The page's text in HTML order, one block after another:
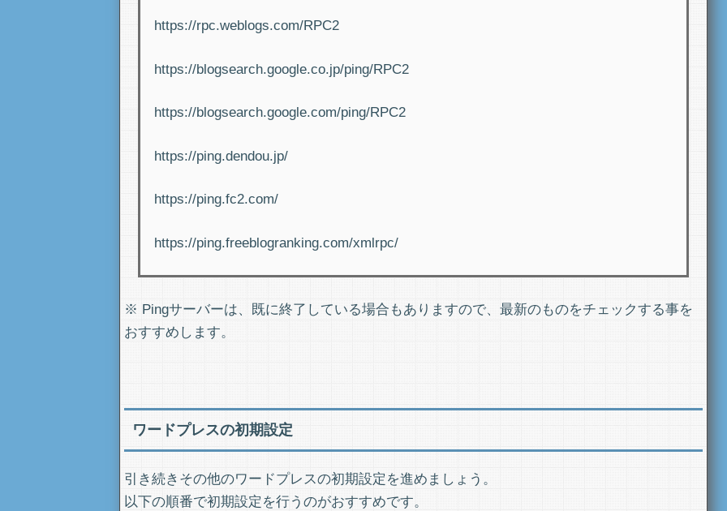
https://rpc.weblogs.com/RPC2
https://blogsearch.google.co.jp/ping/RPC2
https://blogsearch.google.com/ping/RPC2
https://ping.dendou.jp/
https://ping.fc2.com/
https://ping.freeblogranking.com/xmlrpc/
※ Pingサーバーは、既に終了している場合もありますので、最新のものをチェックする事を
おすすめします。
ワードプレスの初期設定
引き続きその他のワードプレスの初期設定を進めましょう。
以下の順番で初期設定を行うのがおすすめです。